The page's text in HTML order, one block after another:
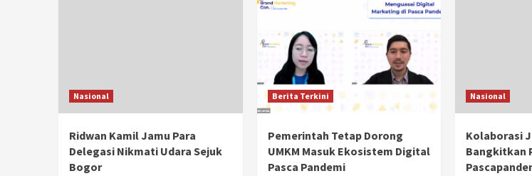
Nasional
Ridwan Kamil Jamu Para
Delegasi Nikmati Udara Sejuk
Bogor
Berita Terkini
Pemerintah Tetap Dorong
UMKM Masuk Ekosistem Digital
Pasca Pandemi
Nasional
Kolaborasi
Bangkitkan